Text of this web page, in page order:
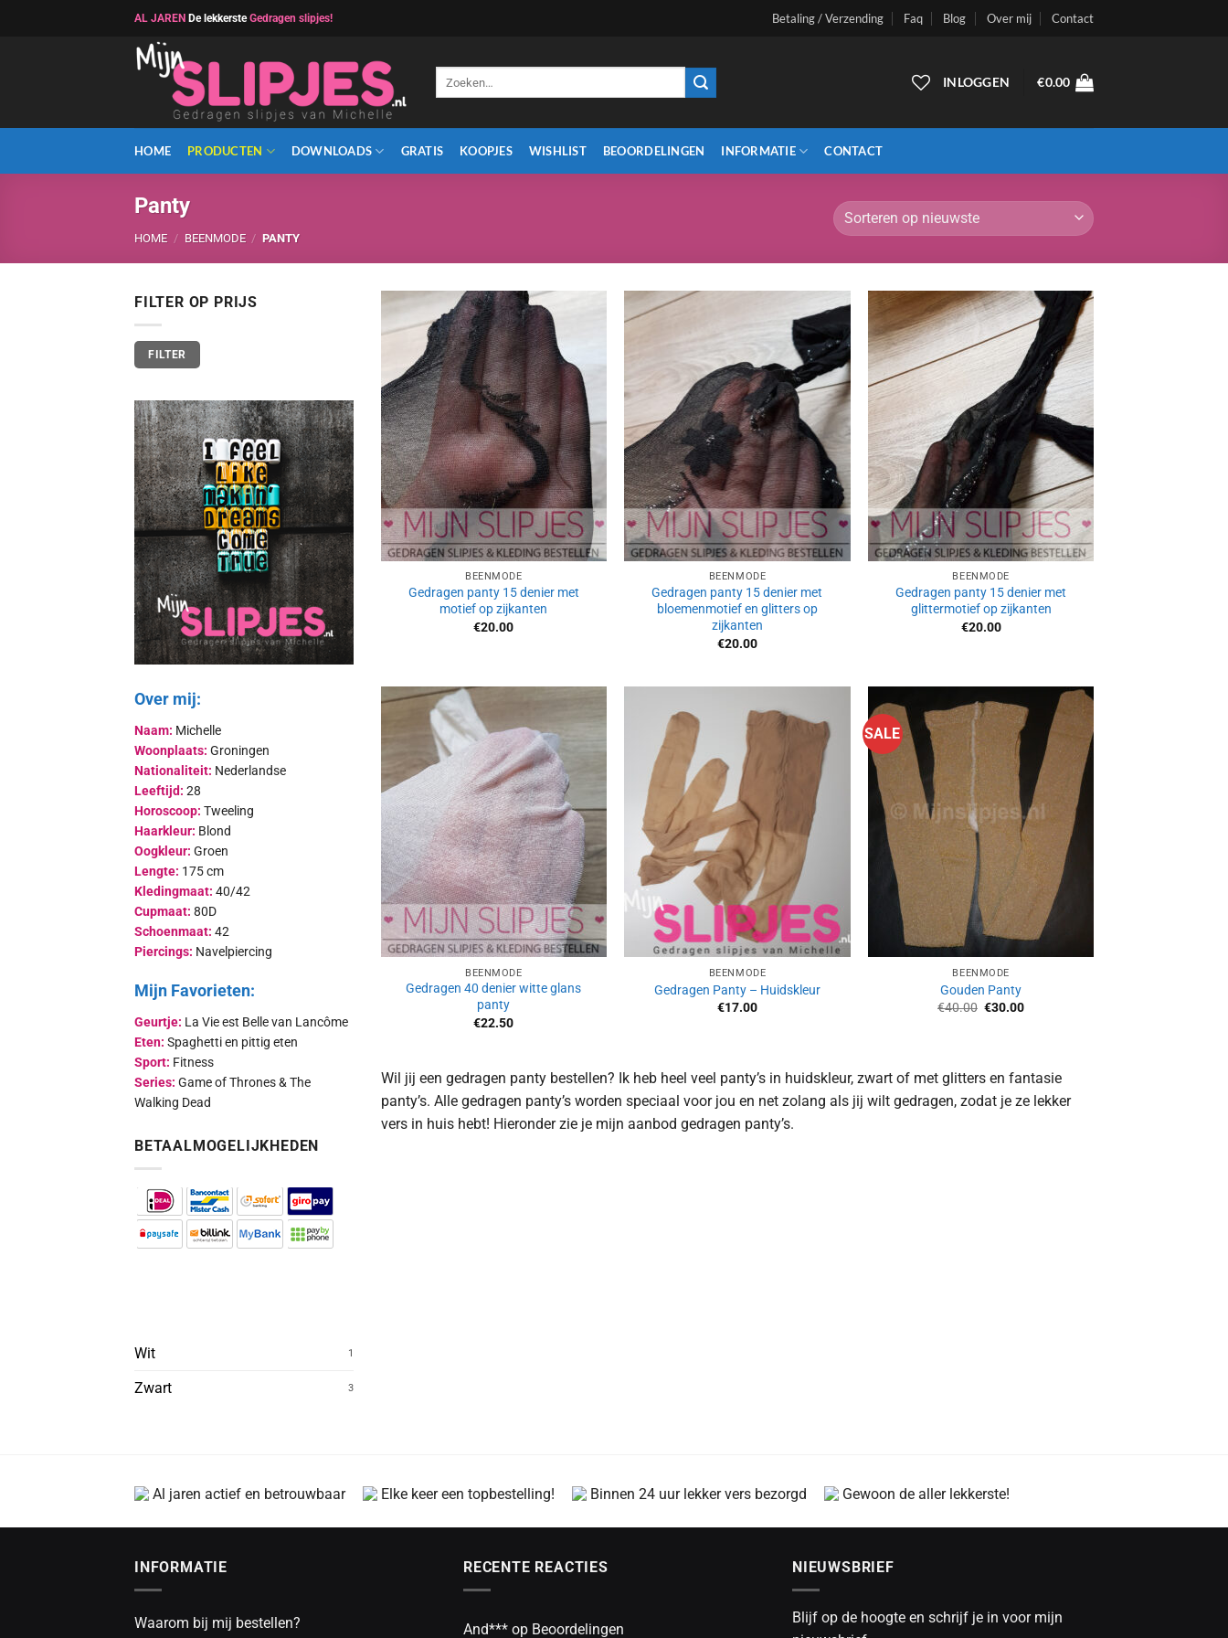
AL JAREN De lekkersteGedragen slipjes! Betaling / Verzending Faq Blog Over mij Contact
INLOGGEN €0.00
HOME PRODUCTEN DOWNLOADS GRATIS KOOPJES WISHLIST BEOORDELINGEN INFORMATIE CONTACT
Panty
HOME / BEENMODE / PANTY
FILTER OP PRIJS
Min.
prijs
Max.
prijsFILTER
Over mij:
Naam: Michelle
Woonplaats: Groningen
Nationaliteit: Nederlandse
Leeftijd: 28
Horoscoop: Tweeling
Haarkleur: Blond
Oogkleur: Groen
Lengte: 175 cm
Kledingmaat: 40/42
Cupmaat: 80D
Schoenmaat: 42
Piercings: Navelpiercing
Mijn Favorieten:
Geurtje: La Vie est Belle van Lancôme
Eten: Spaghetti en pittig eten
Sport: Fitness
Series: Game of Thrones & The
Walking Dead
BETAALMOGELIJKHEDEN
Wit 1
Zwart 3
Aan
verlanglijst
toevoegen
BEENMODE
Gedragen panty 15 denier met
motief op zijkanten
€20.00
Aan
verlanglijst
toevoegen
BEENMODE
Gedragen panty 15 denier met
bloemenmotief en glitters op
zijkanten
€20.00
Aan
verlanglijst
toevoegen
BEENMODE
Gedragen panty 15 denier met
glittermotief op zijkanten
€20.00
Aan
verlanglijst
toevoegen
BEENMODE
Gedragen 40 denier witte glans
panty
€22.50
verlanglijst
toevoegen
BEENMODE
Gedragen Panty – Huidskleur
€17.00
SALE
Aan
verlanglijst
toevoegen
BEENMODE
Gouden Panty
€40.00 Oorspronkelijke
€30.00Huidige
Wil jij een gedragen panty bestellen? Ik heb heel veel panty’s in huidskleur, zwart of met glitters en fantasie
panty’s. Alle gedragen panty’s worden speciaal voor jou en net zolang als jij wilt gedragen, zodat je ze lekker
vers in huis hebt! Hieronder zie je mijn aanbod gedragen panty’s.
Al jaren actief en betrouwbaar Elke keer een topbestelling! Binnen 24 uur lekker vers bezorgd Gewoon de aller lekkerste!
INFORMATIE
Waarom bij mij bestellen?
RECENTE REACTIES
And*** op Beoordelingen
NIEUWSBRIEF
Blijf op de hoogte en schrijf je in voor mijn